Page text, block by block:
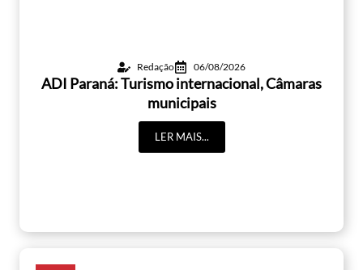
Redação 06/08/2026
ADI Paraná: Turismo internacional, Câmaras
municipais
LER MAIS...